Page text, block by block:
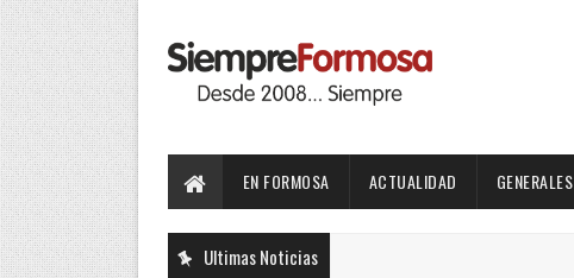
EN FORMOSA ACTUALIDAD GENERALES
Ultimas Noticias